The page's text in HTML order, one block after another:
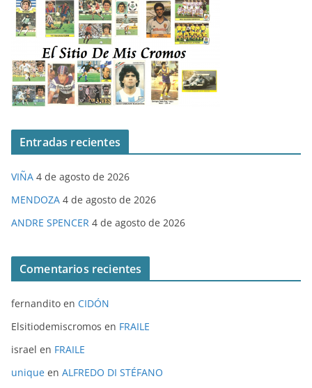
Entradas recientes
VIÑA 4 de agosto de 2026
MENDOZA 4 de agosto de 2026
ANDRE SPENCER 4 de agosto de 2026
Comentarios recientes
fernandito en CIDÓN
Elsitiodemiscromos en FRAILE
israel en FRAILE
unique en ALFREDO DI STÉFANO